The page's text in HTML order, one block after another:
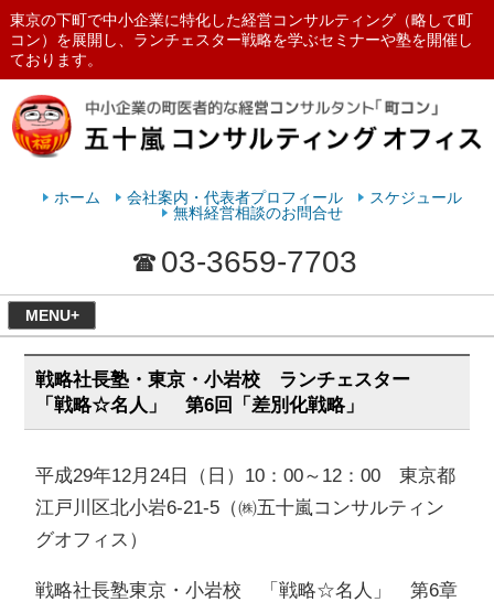
東京の下町で中小企業に特化した経営コンサルティング（略して町
コン）を展開し、ランチェスター戦略を学ぶセミナーや塾を開催し
ております。
ランチェスターの法則を学ぶなら
ホーム 会社案内・代表者プロフィール
スケジュール
無料経営相談のお問合せ
03-3659-7703
MENU+
戦略社長塾・東京・小岩校 ランチェスター
「戦略☆名人」 第6回「差別化戦略」
平成29年12月24日（日）10：00～12：00 東京都
江戸川区北小岩6-21-5（㈱五十嵐コンサルティン
グオフィス）
戦略社長塾東京・小岩校 「戦略☆名人」 第6章